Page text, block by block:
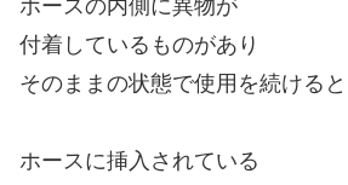
ホースの内側に異物が
付着しているものがあり
そのままの状態で使用を続けると
ホースに挿入されている